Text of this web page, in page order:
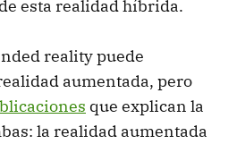
esta realidad híbrida.
reality puede
aumentada, pero
que explican la
la realidad aumentada